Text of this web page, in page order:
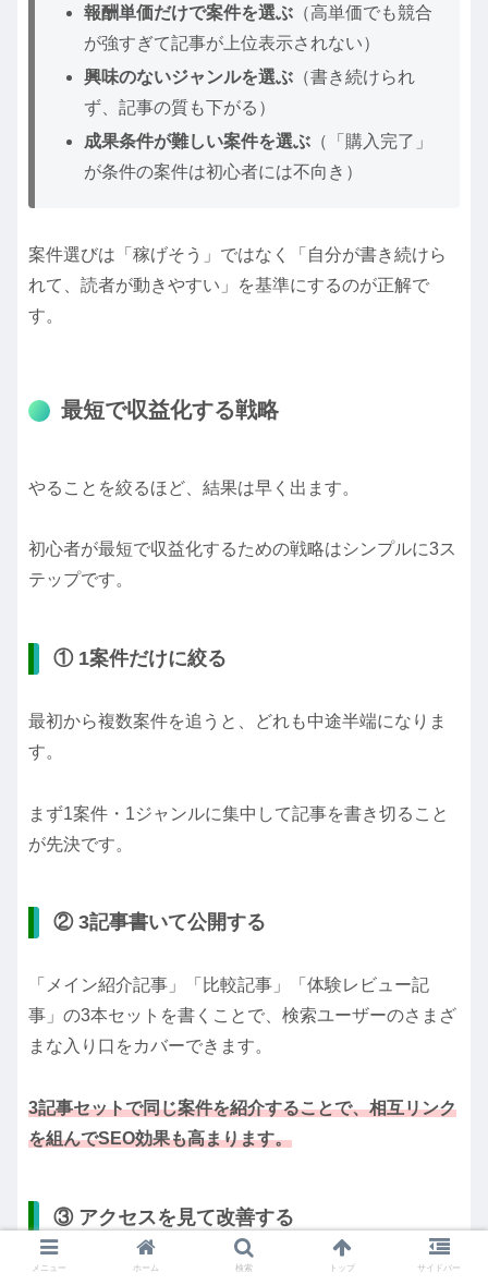
報酬単価だけで案件を選ぶ （高単価でも競合
が強すぎて記事が上位表示されない）
興味のないジャンルを選ぶ （書き続けられ
ず、記事の質も下がる）
成果条件が難しい案件を選ぶ （「購入完了」
が条件の案件は初心者には不向き）
案件選びは「稼げそう」ではなく「自分が書き続けら
れて、読者が動きやすい」を基準にするのが正解で
す。
最短で収益化する戦略
やることを絞るほど、結果は早く出ます。
初心者が最短で収益化するための戦略はシンプルに3ス
テップです。
① 1案件だけに絞る
最初から複数案件を追うと、どれも中途半端になりま
す。
まず1案件・1ジャンルに集中して記事を書き切ること
が先決です。
② 3記事書いて公開する
「メイン紹介記事」「比較記事」「体験レビュー記
事」の3本セットを書くことで、検索ユーザーのさまざ
まな入り口をカバーできます。
3記事セットで同じ案件を紹介することで、相互リンク
を組んでSEO効果も高まります。
③ アクセスを見て改善する
メニュー ホーム 検索 トップ サイドバー